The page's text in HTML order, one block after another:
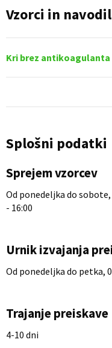
Vzorci in
Kri brez antikoagulanta
Splošni podatki
Sprejem vzorcev
Od ponedeljka do
- 16:00
Urnik izvajanja
Od ponedeljka do petka,
Trajanje preiskave
4-10 dni